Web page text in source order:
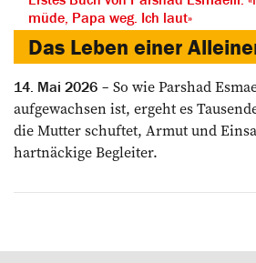
müde, Papa weg. Ich laut»
Das Leben einer
14. Mai 2026
So wie Parshad
aufgewachsen ist, ergeht es
die Mutter schuftet, Armut und
hartnäckige Begleiter.